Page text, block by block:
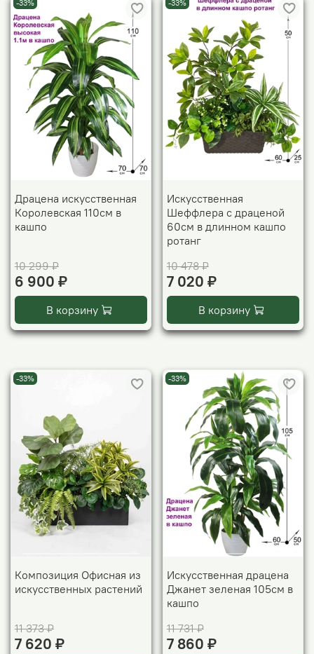
-33%
Драцена искусственная
Королевская 110см в
кашпо
10 299 ₽
6 900 ₽
В корзину
-33%
Искусственная
Шеффлера с драценой
60см в длинном кашпо
ротанг
10 478 ₽
7 020 ₽
В корзину
-33%
Композиция Офисная из
искусственных растений
11 373 ₽
7 620 ₽
-33%
Искусственная драцена
Джанет зеленая 105см в
кашпо
11 731 ₽
7 860 ₽